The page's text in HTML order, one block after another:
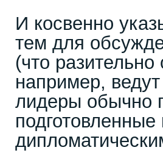
И косвенно
тем для
(что разительно
например,
лидеры обычно